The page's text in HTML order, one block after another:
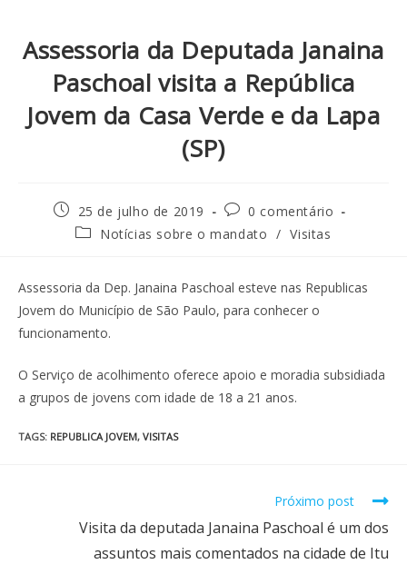
Assessoria da Deputada Janaina
Paschoal visita a República
Jovem da Casa Verde e da Lapa
(SP)
25 de julho de 2019
0 comentário
Notícias sobre o mandato / Visitas
Assessoria da Dep. Janaina Paschoal esteve nas Republicas
Jovem do Município de São Paulo, para conhecer o
funcionamento.
O Serviço de acolhimento oferece apoio e moradia subsidiada
a grupos de jovens com idade de 18 a 21 anos.
TAGS: REPUBLICA JOVEM, VISITAS
Próximo post
Visita da deputada Janaina Paschoal é um dos
assuntos mais comentados na cidade de Itu